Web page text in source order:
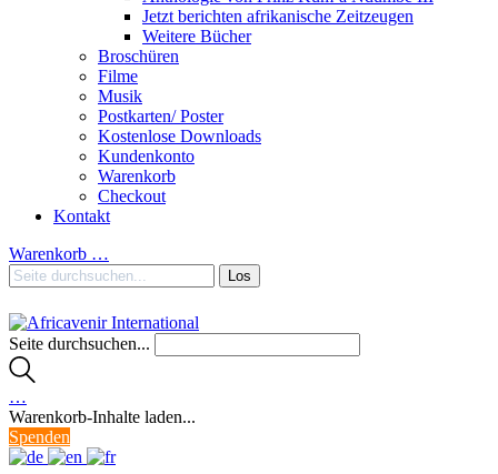
Jetzt berichten afrikanische Zeitzeugen
Weitere Bücher
Broschüren
Filme
Musik
Postkarten/ Poster
Kostenlose Downloads
Kundenkonto
Warenkorb
Checkout
Kontakt
Warenkorb …
Seite durchsuchen...
…
Warenkorb-Inhalte laden...
Spenden